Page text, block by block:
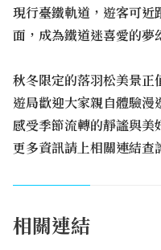
現行臺鐵軌道，遊客可近
面，成為鐵道迷喜愛的夢
秋冬限定的落羽松美景正
遊局歡迎大家親自體驗
感受季節流轉的靜謐與美
更多資訊請上相關連結查
相關連結